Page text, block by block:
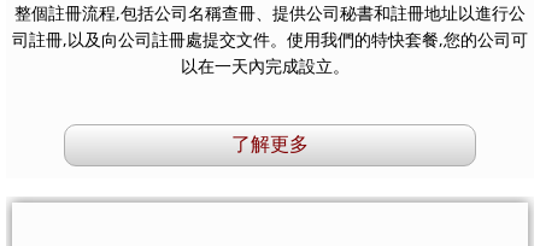
整個註冊流程,包括公司名稱查冊、提供公司秘書和註冊地址以進行公
司註冊,以及向公司註冊處提交文件。使用我們的特快套餐,您的公司可
以在一天內完成設立。
了解更多